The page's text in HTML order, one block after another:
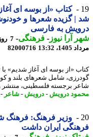
کتاب «از بوسه ای آغاز
| گزیده شعرها و
به فارسی
آرا نیوز-فرهنگی-
13:32
82000716
«از بوسه ای آغاز شدیم» با
شامل شعرهای بلند و
برجسته فلسطینی، منتشر و
درویش-درویش-شاعر-
وزیر فرهنگ: فرهنگ
ایران داشت